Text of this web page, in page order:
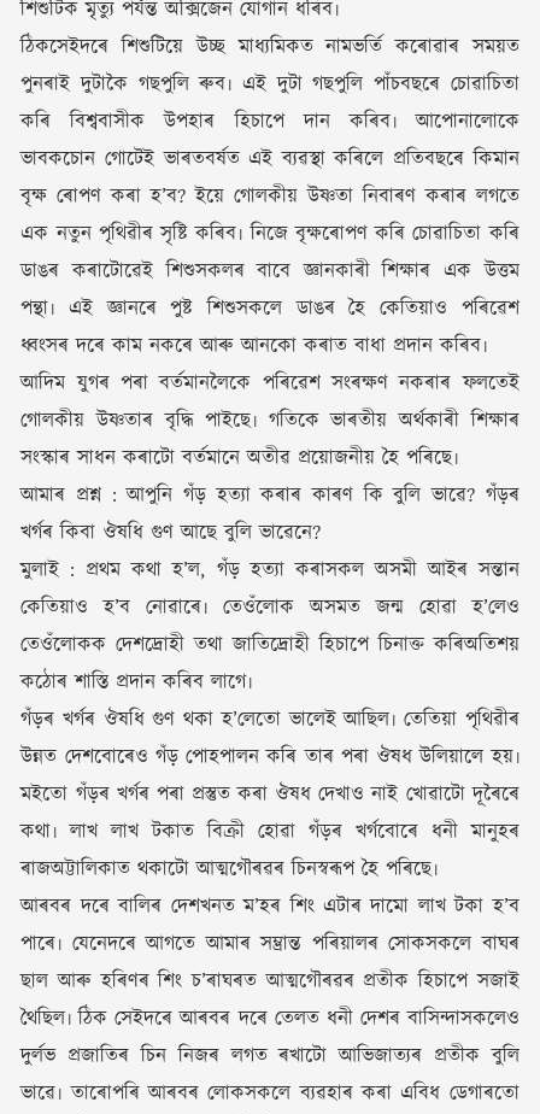
শিশুটিক মৃত্যু পৰ্যন্ত অক্সিজেন যোগান ধৰিব৷
ঠিকসেইদৰে শিশুটিয়ে উচ্ছ মাধ্যমিকত নামভৰ্তি কৰোৱাৰ সময়ত
পুনৰাই দুটাকৈ গছপুলি ৰুব৷ এই দুটা গছপুলি পাঁচবছৰে চোৱাচিতা
কৰি বিশ্ববাসীক উপহাৰ হিচাপে দান কৰিব৷ আপোনালোকে
ভাবকচোন গোটেই ভাৰতবৰ্ষত এই ব্যৱস্থা কৰিলে প্ৰতিবছৰে কিমান
বৃক্ষ ৰোপণ কৰা হ’ব? ইয়ে গোলকীয় উষ্ণতা নিবাৰণ কৰাৰ লগতে
এক নতুন পৃথিৱীৰ সৃষ্টি কৰিব৷ নিজে বৃক্ষৰোপণ কৰি চোৱাচিতা কৰি
ডাঙৰ কৰাটোৱেই শিশুসকলৰ বাবে জ্ঞানকাৰী শিক্ষাৰ এক উত্তম
পন্থা৷ এই জ্ঞানৰে পুষ্ট শিশুসকলে ডাঙৰ হৈ কেতিয়াও পৰিৱেশ
ধ্বংসৰ দৰে কাম নকৰে আৰু আনকো কৰাত বাধা প্ৰদান কৰিব৷
আদিম যুগৰ পৰা বৰ্তমানলৈকে পৰিৱেশ সংৰক্ষণ নকৰাৰ ফলতেই
গোলকীয় উষ্ণতাৰ বৃদ্ধি পাইছে৷ গতিকে ভাৰতীয় অৰ্থকাৰী শিক্ষাৰ
সংস্কাৰ সাধন কৰাটো বৰ্তমানে অতীৱ প্ৰয়োজনীয় হৈ পৰিছে৷
আমাৰ প্ৰশ্ন : আপুনি গঁড় হত্যা কৰাৰ কাৰণ কি বুলি ভাৱে? গঁড়ৰ
খৰ্গৰ কিবা ঔষধি গুণ আছে বুলি ভাৱেনে?
মুলাই : প্ৰথম কথা হ’ল, গঁড় হত্যা কৰাসকল অসমী আইৰ সন্তান
কেতিয়াও হ’ব নোৱাৰে৷ তেওঁলোক অসমত জন্ম হোৱা হ’লেও
তেওঁলোকক দেশদ্ৰোহী তথা জাতিদ্ৰোহী হিচাপে চিনাক্ত কৰিঅতিশয়
কঠোৰ শাস্তি প্ৰদান কৰিব লাগে৷
গঁড়ৰ খৰ্গৰ ঔষধি গুণ থকা হ’লেতো ভালেই আছিল৷ তেতিয়া পৃথিৱীৰ
উন্নত দেশবোৰেও গঁড় পোহপালন কৰি তাৰ পৰা ঔষধ উলিয়ালে হয়৷
মইতো গঁড়ৰ খৰ্গৰ পৰা প্ৰস্তুত কৰা ঔষধ দেখাও নাই খোৱাটো দূৰৈৰে
কথা৷ লাখ লাখ টকাত বিক্ৰী হোৱা গঁড়ৰ খৰ্গবোৰে ধনী মানুহৰ
ৰাজঅট্টালিকাত থকাটো আত্মগৌৰৱৰ চিনস্বৰূপ হৈ পৰিছে৷
আৰবৰ দৰে বালিৰ দেশখনত ম’হৰ শিং এটাৰ দামো লাখ টকা হ’ব
পাৰে৷ যেনেদৰে আগতে আমাৰ সম্ভ্ৰান্ত পৰিয়ালৰ সোকসকলে বাঘৰ
ছাল আৰু হৰিণৰ শিং চ’ৰাঘৰত আত্মগৌৰৱৰ প্ৰতীক হিচাপে সজাই
থৈছিল৷ ঠিক সেইদৰে আৰবৰ দৰে তেলত ধনী দেশৰ বাসিন্দাসকলেও
দুৰ্লভ প্ৰজাতিৰ চিন নিজৰ লগত ৰখাটো আভিজাত্যৰ প্ৰতীক বুলি
ভাৱে৷ তাৰোপৰি আৰবৰ লোকসকলে ব্যৱহাৰ কৰা এবিধ ডেগাৰতো